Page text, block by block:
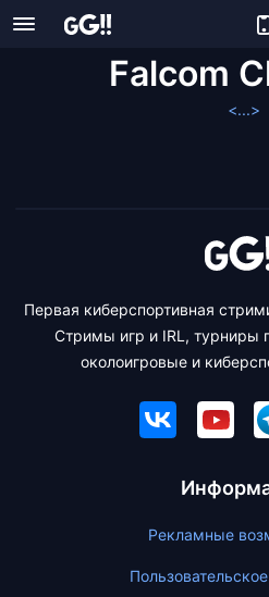
Falcom
<...>
Первая киберспортивная
Стримы игр и IRL, турниры
околоигровые и
Рекламные